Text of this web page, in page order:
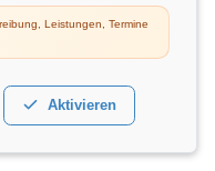
Leistungen, Termine
Aktivieren